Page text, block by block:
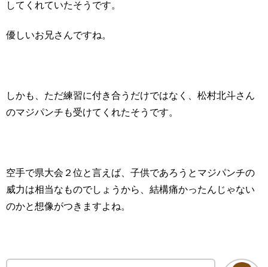
してくれていたそうです。
優しいお兄さんですね。
しかも、ただ練習に付き合うだけではなく、松村北斗さん
のマジパンチも受けてくれたそうです。
空手で県大会２位と言えば、子供であろうとマジパンチの
威力は相当なものでしょうから、結構痛かったんじゃない
のかと想像がつきますよね。